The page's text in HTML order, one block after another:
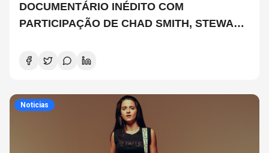
DOCUMENTÁRIO INÉDITO COM
PARTICIPAÇÃO DE CHAD SMITH, STEWART
Noticias